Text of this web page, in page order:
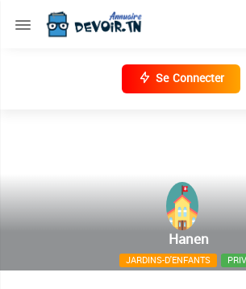
Se Connecter
Hanen
JARDINS-D'ENFANTS
Bir Mania n° 222 El